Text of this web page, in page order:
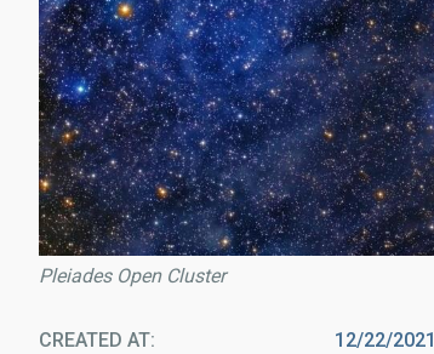
Pleiades Open Cluster
CREATED AT 12/22/2021